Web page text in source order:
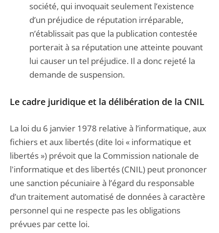
société, qui invoquait seulement l’existence
d’un préjudice de réputation irréparable,
n’établissait pas que la publication contestée
porterait à sa réputation une atteinte pouvant
lui causer un tel préjudice. Il a donc rejeté la
demande de suspension.
Le cadre juridique et la délibération de la CNIL
La loi du 6 janvier 1978 relative à l’informatique, aux
fichiers et aux libertés (dite loi « informatique et
libertés ») prévoit que la Commission nationale de
l'informatique et des libertés (CNIL) peut prononcer
une sanction pécuniaire à l’égard du responsable
d’un traitement automatisé de données à caractère
personnel qui ne respecte pas les obligations
prévues par cette loi.